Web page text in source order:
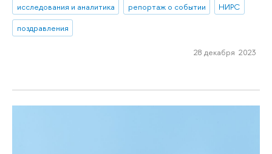
исследования и аналитика
репортаж о событии
НИРС
поздравления
28 декабря 2023